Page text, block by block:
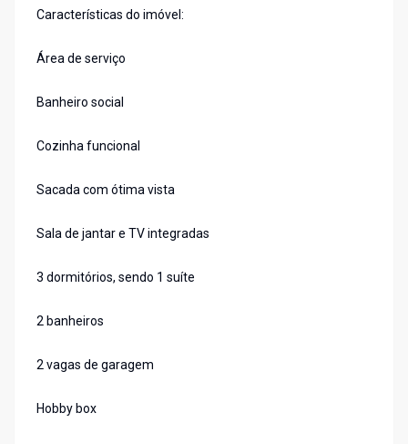
Características do imóvel:
Área de serviço
Banheiro social
Cozinha funcional
Sacada com ótima vista
Sala de jantar e TV integradas
3 dormitórios, sendo 1 suíte
2 banheiros
2 vagas de garagem
Hobby box